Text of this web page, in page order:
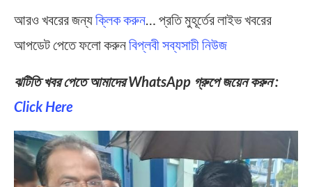
আরও খবরের জন্যক্লিক করুন… প্রতি মুহূর্তের লাইভ খবরের
আপডেট পেতে ফলো করুনবিপ্লবী সব্যসাচী নিউজ
ঝটিতি খবর পেতে আমাদের WhatsApp গ্রুপে জয়েন করুন :
Click Here